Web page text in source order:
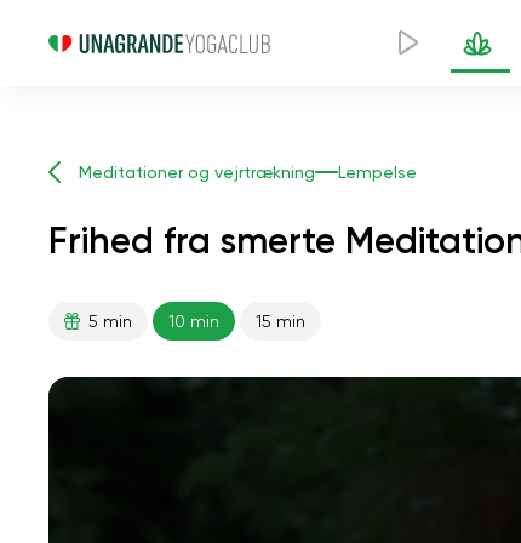
Meditationer og vejrtrækning Lempelse
Frihed fra smerte
5 min 10 min 15 min